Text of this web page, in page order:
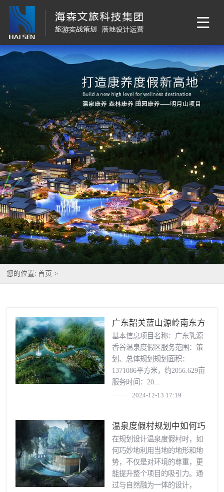
您的位置: 首页 >
广东韶关蓝山源岭南东方
温泉度假区
基本信息项目名称：广东乳源
香谷温泉度假区服务范围：策
划、总体规划规划面积：
1371086平方米，约2056.629亩
服务时间：20...
2024-12-13 17:19
温泉度假村规划中如何巧
妙地利用地形地势？
在规划设计温泉度假村时，如
何巧妙地利用当地的地形和地
势，不仅是对环境的尊重，更
能提升整个项目的吸引力。通
过与自然融为一体的设计，